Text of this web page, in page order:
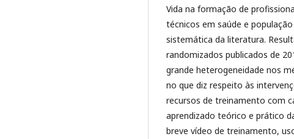
Vida na formação de
técnicos em saúde e
sistemática da literatura.
randomizados publicados de
grande heterogeneidade nos
no que diz respeito às
recursos de treinamento com
aprendizado teórico e prático
breve vídeo de treinamento,